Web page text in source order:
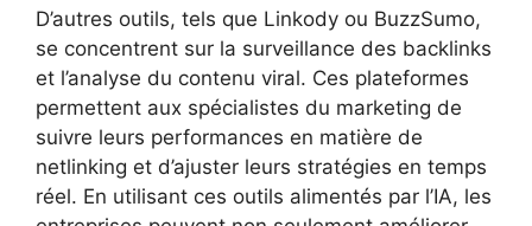
D’autres outils, tels que Linkody ou BuzzSumo,
se concentrent sur la surveillance des backlinks
et l’analyse du contenu viral. Ces plateformes
permettent aux spécialistes du marketing de
suivre leurs performances en matière de
netlinking et d’ajuster leurs stratégies en temps
réel. En utilisant ces outils alimentés par l’IA, les